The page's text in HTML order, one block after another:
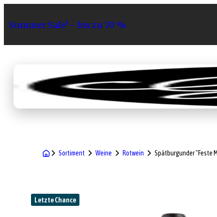
Summer Sale¹– bis zu 70 %
Sortiment Geschenke
Sortiment Weine Rotwein Spätburgunder "Feste
Letzte Chance